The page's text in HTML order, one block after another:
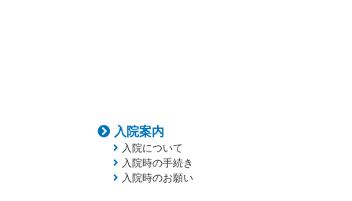
入院案内
入院について
入院時の手続き
入院時のお願い